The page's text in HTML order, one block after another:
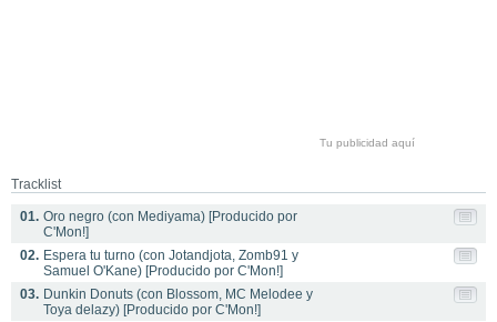
Tu publicidad aquí
Tracklist
01. Oro negro (con Mediyama) [Producido por
C'Mon!]
02. Espera tu turno (con Jotandjota, Zomb91 y
Samuel O'Kane) [Producido por C'Mon!]
03. Dunkin Donuts (con Blossom, MC Melodee y
Toya delazy) [Producido por C'Mon!]